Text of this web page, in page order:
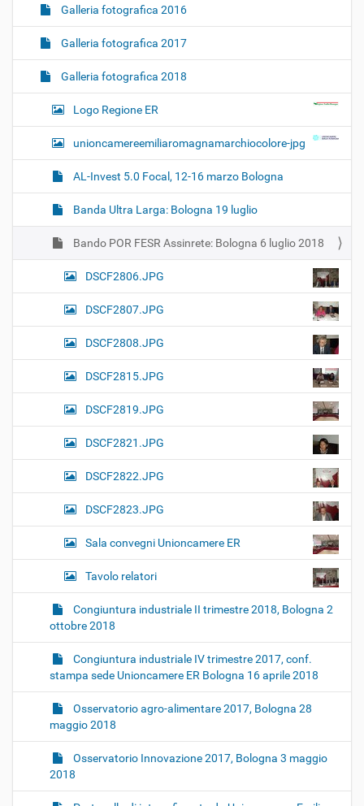
Galleria fotografica 2016
Galleria fotografica 2017
Galleria fotografica 2018
Logo Regione ER
unioncamereemiliaromagnamarchiocolore-jpg
AL-Invest 5.0 Focal, 12-16 marzo Bologna
Banda Ultra Larga: Bologna 19 luglio
Bando POR FESR Assinrete: Bologna 6 luglio 2018
DSCF2806.JPG
DSCF2807.JPG
DSCF2808.JPG
DSCF2815.JPG
DSCF2819.JPG
DSCF2821.JPG
DSCF2822.JPG
DSCF2823.JPG
Sala convegni Unioncamere ER
Tavolo relatori
Congiuntura industriale II trimestre 2018, Bologna 2
ottobre 2018
Congiuntura industriale IV trimestre 2017, conf.
stampa sede Unioncamere ER Bologna 16 aprile 2018
Osservatorio agro-alimentare 2017, Bologna 28
maggio 2018
Osservatorio Innovazione 2017, Bologna 3 maggio
2018